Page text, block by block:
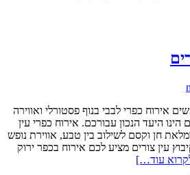
אירוח כפרי לבבי בנוף פסטורלי ואווירה
הינו היעד הנכון עבורכם. אירוח כפרי עין
חן וקסם לשילוב בין טבע, אווירת נופש
עין צורים מציע לכם אירוח בכפר ירוק
עוד…]